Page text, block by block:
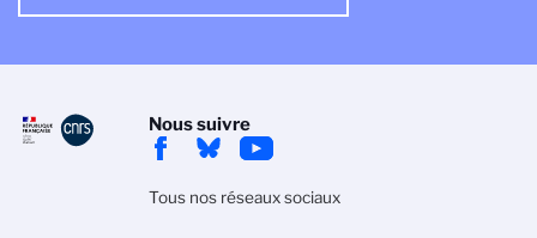
Nous suivre
Tous nos réseaux sociaux